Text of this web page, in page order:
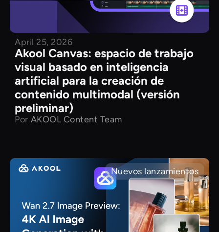
April 25, 2026
Akool Canvas: espacio de trabajo
visual basado en inteligencia
artificial para la creación de
contenido multimodal (versión
preliminar)
Por AKOOL Content Team
Nuevos lanzamientos